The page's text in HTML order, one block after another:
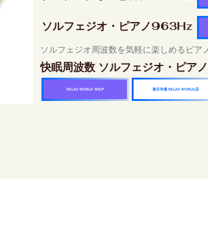
ソルフェジオ・ピアノ963Hz
ソルフェジオ周波数を気軽に楽しめるピア
快眠周波数 ソルフェジオ・ピア
RELAX WORLD SHOP 楽天市場 RELAX WORLD店